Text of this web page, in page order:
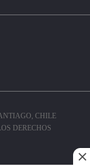
CHILE
DERECHOS